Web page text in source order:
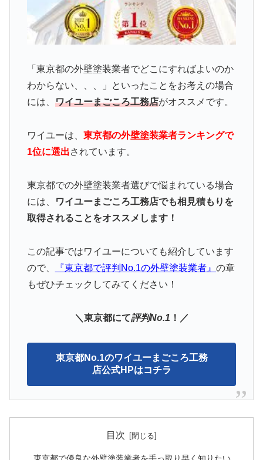
「東京都の外壁塗装業者でどこにすればよいのか
わからない、、、」といったことをお考えの場合
には、 ワイユーまごころ工務店がオススメです。
ワイユーは、 東京都の外壁塗装業者ランキングで
1位に選出されています。
東京都での外壁塗装業者選びで悩まれている場合
には、
ワイユーまごころ工務店でも相見積もりを
取得されることをオススメします！
この記事ではワイユーについても紹介しています
ので、
『東京都で評判 No.1の外壁塗装業者』 の章
もぜひチェックしてみてください！
＼東京都にて評判No.1 ！／
東京都No.1のワイユーまごころ工務
店公式HPはコチラ
目次